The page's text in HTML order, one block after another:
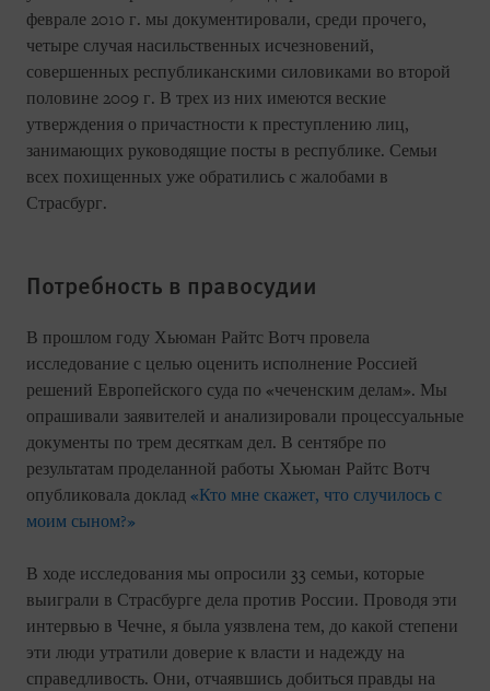
феврале 2010 г. мы документировали, среди прочего,
четыре случая насильственных исчезновений,
совершенных республиканскими силовиками во второй
половине 2009 г. В трех из них имеются веские
утверждения о причастности к преступлению лиц,
занимающих руководящие посты в республике. Семьи
всех похищенных уже обратились с жалобами в
Страсбург.
Потребность в правосудии
В прошлом году Хьюман Райтс Вотч провела
исследование с целью оценить исполнение Россией
решений Европейского суда по «чеченским делам». Мы
опрашивали заявителей и анализировали процессуальные
документы по трем десяткам дел. В сентябре по
результатам проделанной работы Хьюман Райтс Вотч
опубликовалa доклад «Кто мне скажет, что случилось с
моим сыном?»
В ходе исследования мы опросили 33 семьи, которые
выиграли в Страсбурге дела против России. Проводя эти
интервью в Чечне, я была уязвлена тем, до какой степени
эти люди утратили доверие к власти и надежду на
справедливость. Они, отчаявшись добиться правды на